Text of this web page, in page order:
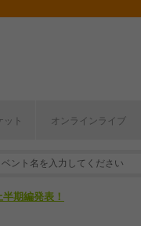
ット オンラインライブ
こから！
期編発表！